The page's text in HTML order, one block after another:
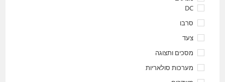
DC
סרבו
צעד
מסכים ותצוגה
מערכות סולאריות